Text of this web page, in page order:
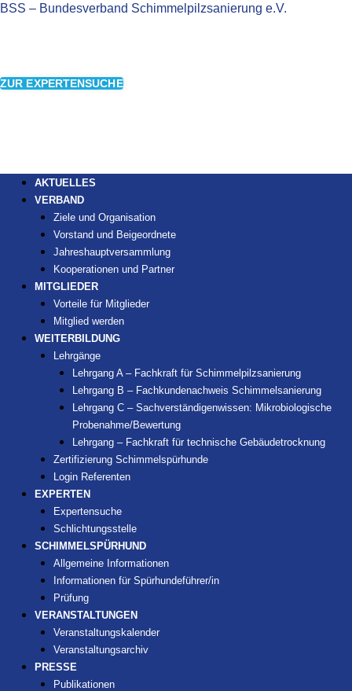
BSS – Bundesverband Schimmelpilzsanierung e.V.
ZUR EXPERTENSUCHE
AKTUELLES
VERBAND
Ziele und Organisation
Vorstand und Beigeordnete
Jahreshauptversammlung
Kooperationen und Partner
MITGLIEDER
Vorteile für Mitglieder
Mitglied werden
WEITERBILDUNG
Lehrgänge
Lehrgang A – Fachkraft für Schimmelpilzsanierung
Lehrgang B – Fachkundenachweis Schimmelsanierung
Lehrgang C – Sachverständigenwissen: Mikrobiologische
Probenahme/Bewertung
Lehrgang – Fachkraft für technische Gebäudetrocknung
Zertifizierung Schimmelspürhunde
Login Referenten
EXPERTEN
Expertensuche
Schlichtungsstelle
SCHIMMELSPÜRHUND
Allgemeine Informationen
Informationen für Spürhundeführer/in
Prüfung
VERANSTALTUNGEN
Veranstaltungskalender
Veranstaltungsarchiv
PRESSE
Publikationen